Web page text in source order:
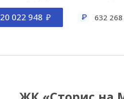
20 022 948 632 268